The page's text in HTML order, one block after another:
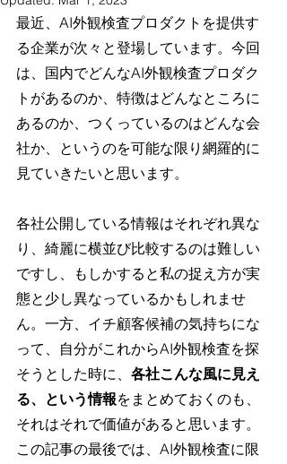
最近、AI外観検査プロダクトを提供す
る企業が次々と登場しています。今回
は、国内でどんなAI外観検査プロダク
トがあるのか、特徴はどんなところに
あるのか、つくっているのはどんな会
社か、というのを可能な限り網羅的に
見ていきたいと思います。
各社公開している情報はそれぞれ異な
り、綺麗に横並び比較するのは難しい
ですし、もしかすると私の捉え方が実
態と少し異なっているかもしれませ
ん。一方、イチ顧客候補の気持ちにな
って、自分がこれからAI外観検査を探
そうとした時に、 各社こんな風に見え
る、という情報をまとめておくのも、
それはそれで価値があると思います。
この記事の最後では、AI外観検査に限